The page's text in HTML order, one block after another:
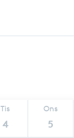
Tis
4
Ons
5